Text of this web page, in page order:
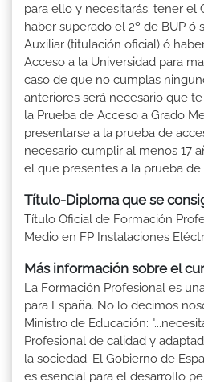
para ello y necesitarás: tener el
haber superado el 2º de BUP ó
Auxiliar (titulación oficial) ó
Acceso a la Universidad para
caso de que no cumplas
anteriores será necesario que
la Prueba de Acceso a Grado
presentarse a la prueba de
necesario cumplir al menos 17
el que presentes a la prueba de
Título-Diploma que se
Título Oficial de Formación
Medio en FP Instalaciones
Más información sobre el
La Formación Profesional es
para España. No lo decimos
Ministro de Educación:
Profesional de calidad y
la sociedad. El Gobierno de
es esencial para el desarrollo